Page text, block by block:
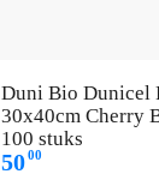
Duni Bio Dunicel
30x40cm Cherry
100 stuks
50 00